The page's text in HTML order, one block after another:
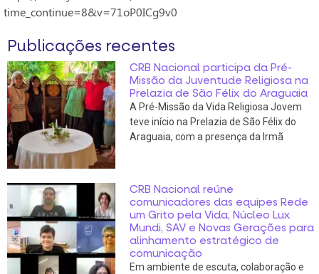
time_continue=8&v=71oP0ICg9v0
Publicações recentes
CRB Nacional participa da Pré-
Missão da Juventude Religiosa na
Prelazia de São Félix do Araguaia
A Pré-Missão da Vida Religiosa Jovem
teve início na Prelazia de São Félix do
Araguaia, com a presença da Irmã
CRB Nacional reúne
comunicadores das equipes Rede
um Grito pela Vida, Núcleo Lux
Mundi, SAV e Novas Gerações para
alinhamento estratégico de
comunicação
Em ambiente de escuta, colaboração e